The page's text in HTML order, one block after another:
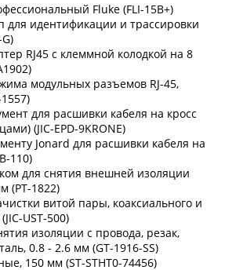
Fluke (FLI-15B+)
для идентификации и трассировки
RJ45 с клеммной колодкой на 8
модульных разъемов RJ-45,
1557)
для расшивки кабеля на кросс
(JIC-EPD-9KRONE)
Jonard для расшивки кабеля на
110)
для снятия внешней изоляции
(PT-1822)
витой пары, коаксиального и
UST-500)
изоляции с провода, резак,
0.8 - 2.6 мм (GT-1916-SS)
150 мм (ST-STHT0-74456)